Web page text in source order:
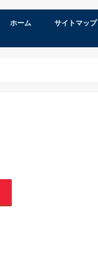
ホーム サイトマップ